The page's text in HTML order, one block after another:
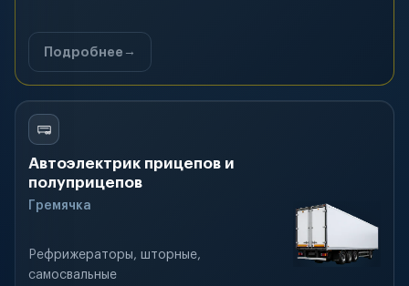
Подробнее
Автоэлектрик прицепов и
полуприцепов
Гремячка
Рефрижераторы, шторные,
самосвальные